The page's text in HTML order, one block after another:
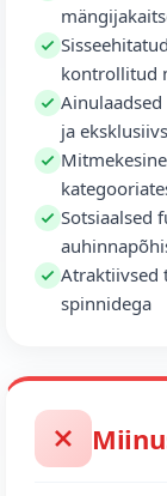
kontrollitud
ja
Sotsiaalsed
Atraktiivsed
spinnidega